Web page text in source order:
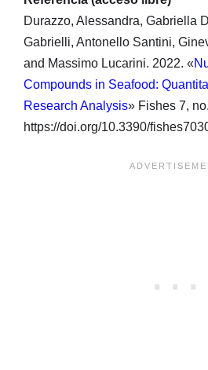
Durazzo, Alessandra, Gabriella
Gabrielli, Antonello Santini,
and Massimo Lucarini. 2022. «
Compounds in Seafood:
Research Analysis» Fishes 7,
https://doi.org/10.3390/